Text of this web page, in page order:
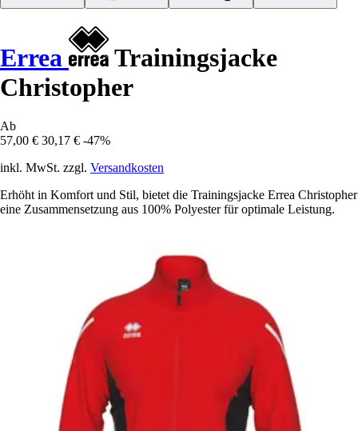
Errea
Trainingsjacke
Christopher
Ab
57,00 € 30,17 € -47%
inkl. MwSt. zzgl. Versandkosten
Erhöht in Komfort und Stil, bietet die Trainingsjacke Errea Christopher
eine Zusammensetzung aus 100% Polyester für optimale Leistung.